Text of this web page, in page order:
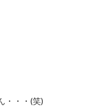
・・・(笑)